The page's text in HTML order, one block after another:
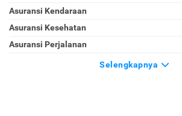
Asuransi Kendaraan
Asuransi Kesehatan
Asuransi Perjalanan
Selengkapnya